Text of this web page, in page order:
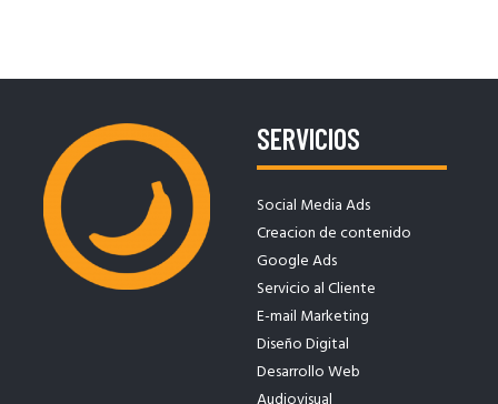
SERVICIOS
Social Media Ads
Creacion de contenido
Google Ads
Servicio al Cliente
E-mail Marketing
Diseño Digital
Desarrollo Web